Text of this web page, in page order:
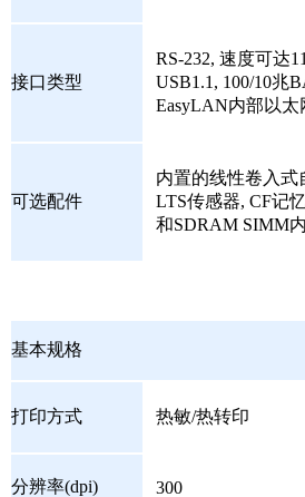
接口类型
RS-232, 速度可达
USB1.1, 100/10兆
EasyLAN内部以太
可选配件
内置的线性卷入式
LTS传感器, CF记
和SDRAM SIMM
基本规格
打印方式 热敏/热转印
分辨率(dpi) 300